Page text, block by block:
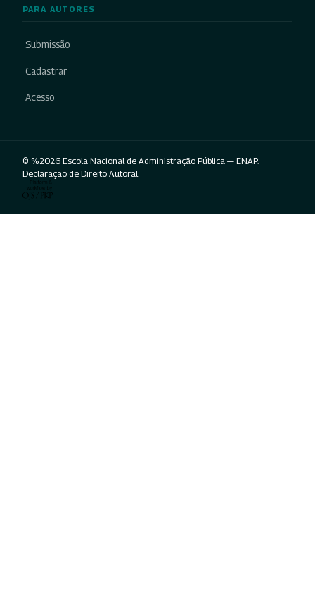
PARA AUTORES
Submissão
Cadastrar
Acesso
© %2026 Escola Nacional de Administração Pública — ENAP.
Declaração de Direito Autoral